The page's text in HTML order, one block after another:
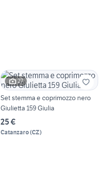
27
Set stemma e coprimozzo nero
Giulietta 159 Giulia
25 €
Catanzaro(CZ)